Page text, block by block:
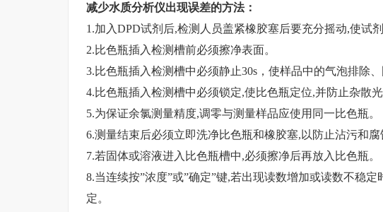
减少水质分析仪出现误差的方法：
1.加入DPD试剂后,检测人员盖紧橡胶塞后要充分摇动,使试剂
2.比色瓶插入检测槽前必须擦净表面。
3.比色瓶插入检测槽中必须静止30s，使样品中的气泡排除
4.比色瓶插入检测槽中必须锁定,使比色瓶定位,并防止杂散光
5.为保证余氯测量精度,调零与测量样品应使用同一比色瓶。
6.测量结束后必须立即洗净比色瓶和橡胶塞,以防止沾污和腐
7.若固体或溶液进入比色瓶槽中,必须擦净后再放入比色瓶。
8.当连续按”浓度”或”确定”键,若出现读数增加或读数不稳
定。